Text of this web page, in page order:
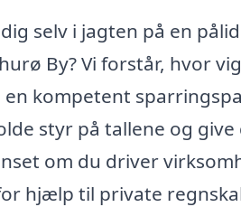
selv i jagten på en
By? Vi forstår, hvor
en kompetent
styr på tallene og give
om du driver
hjælp til private